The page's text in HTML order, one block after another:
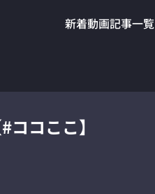
新着動画記事一覧
コここ】